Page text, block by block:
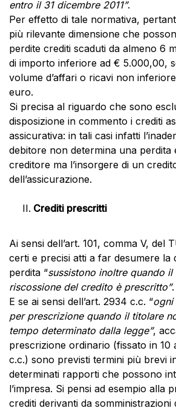
entro il 31 dicembre 2011”.
Per effetto di tale normativa,
più rilevante dimensione che
perdite crediti scaduti da almeno 6
di importo inferiore ad € 5.000,00,
volume d’affari o ricavi non
euro.
Si precisa al riguardo che sono
disposizione in commento i crediti
assicurativa: in tali casi infatti
debitore non determina una perdita
creditore ma l’insorgere di un
dell’assicurazione.
Crediti prescritti
Ai sensi dell’art. 101, comma V, del
certi e precisi atti a far desumere la
perdita “sussistono inoltre quando
riscossione del credito è prescritto”.
E se ai sensi dell’art. 2934 c.c. “ogni
per prescrizione quando il titolare
tempo determinato dalla legge”,
prescrizione ordinario (fissato in 10
c.c.) sono previsti termini più brevi
determinati rapporti che possono
l’impresa. Si pensi ad esempio alla
crediti derivanti da somministrazioni